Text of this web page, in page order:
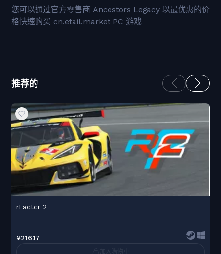
您可以通过官方零售商 Ancestors Legacy 以最优惠的价
格快速购买 cn.etail.market PC 游戏
推荐的
rFactor 2
¥216.17